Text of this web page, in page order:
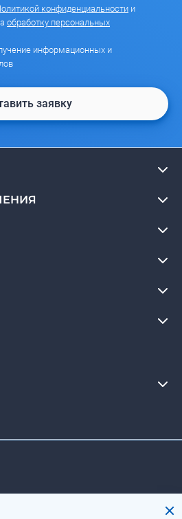
конфиденциальности и
обработку персональных
информационных и
заявку